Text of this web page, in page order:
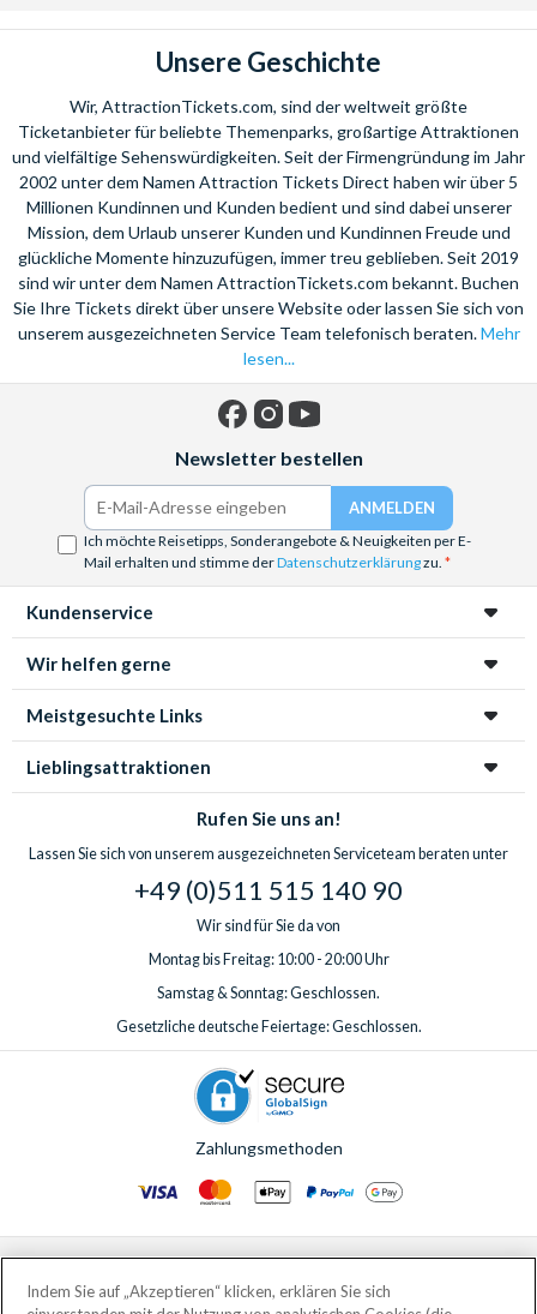
Unsere Geschichte
Wir, AttractionTickets.com, sind der weltweit größte
Ticketanbieter für beliebte Themenparks, großartige Attraktionen
und vielfältige Sehenswürdigkeiten. Seit der Firmengründung im Jahr
2002 unter dem Namen Attraction Tickets Direct haben wir über 5
Millionen Kundinnen und Kunden bedient und sind dabei unserer
Mission, dem Urlaub unserer Kunden und Kundinnen Freude und
glückliche Momente hinzuzufügen, immer treu geblieben. Seit 2019
sind wir unter dem Namen AttractionTickets.com bekannt. Buchen
Sie Ihre Tickets direkt über unsere Website oder lassen Sie sich von
unserem ausgezeichneten Service Team telefonisch beraten.Mehr
lesen...
Newsletter bestellen
Ich möchte Reisetipps, Sonderangebote & Neuigkeiten per E-
Mail erhalten und stimme derDatenschutzerklärungzu.
Kundenservice
Wir helfen gerne
Meistgesuchte Links
Lieblingsattraktionen
Rufen Sie uns an!
Lassen Sie sich von unserem ausgezeichneten Serviceteam beraten unter
+49 (0)511 515 140 90
Wir sind für Sie da von
Montag bis Freitag: 10:00 - 20:00 Uhr
Samstag & Sonntag: Geschlossen.
Gesetzliche deutsche Feiertage: Geschlossen.
Zahlungsmethoden
© AttractionTickets.com 2002 - 2026
Eingetragener Firmensitz: 2nd Floor Nucleus House, 2 Lower Mortlake Road,
Richmond, United Kingdom, TW9 2JA.
Indem Sie auf „Akzeptieren“ klicken, erklären Sie sich